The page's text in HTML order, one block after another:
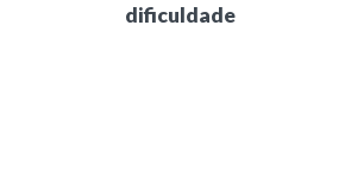
dificuldade